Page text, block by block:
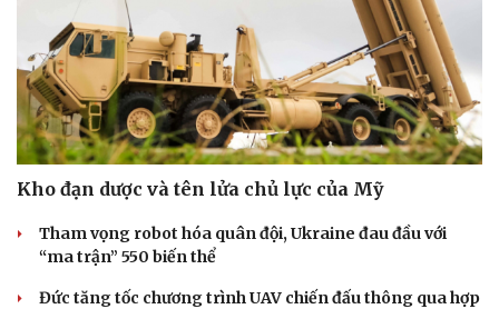
Kho đạn dược và tên lửa chủ lực của Mỹ
Tham vọng robot hóa quân đội, Ukraine đau đầu với
“ma trận” 550 biến thể
Đức tăng tốc chương trình UAV chiến đấu thông qua hợp